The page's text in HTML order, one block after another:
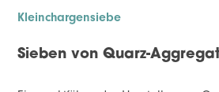
Kleinchargensiebe
Sieben von Quarz-Aggregat